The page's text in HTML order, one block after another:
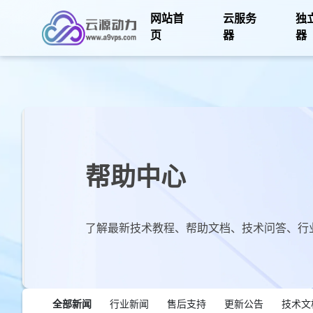
网站首
页
云服务
器
独
器
帮助中心
了解最新技术教程、帮助文档、技术问答、
全部新闻 行业新闻 售后支持 更新公告 技术文